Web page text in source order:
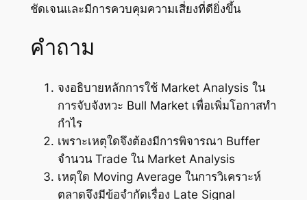
ชัดเจนและมีการควบคุมความเสี่ยงที่ดียิ่งขึ้น
คำถาม
จงอธิบายหลักการใช้ Market Analysis ใน
การจับจังหวะ Bull Market เพื่อเพิ่มโอกาสทำ
กำไร
เพราะเหตุใดจึงต้องมีการพิจารณา Buffer
จำนวน Trade ใน Market Analysis
เหตุใด Moving Average ในการวิเคราะห์
ตลาดจึงมีข้อจำกัดเรื่อง Late Signal